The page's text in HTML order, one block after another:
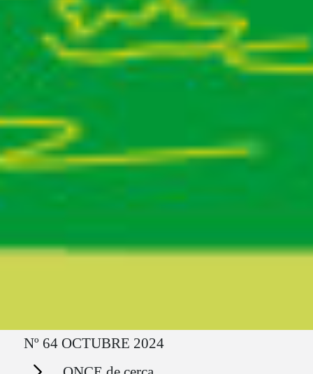
Ruta del sitio
Nº 64 OCTUBRE 2024
Secciones